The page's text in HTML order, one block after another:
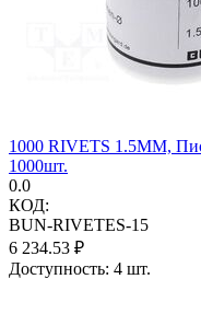
1000 RIVETS 1.5MM,
1000шт.
0.0
КОД:
BUN-RIVETES-15
6 234.53 ₽
Доступность: 4 шт.